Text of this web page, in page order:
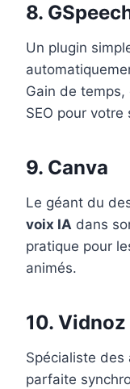
8.
Un plugin
Gain de temps,
SEO pour votre
9. Canva
Le géant du
voix IA dans
pratique pour
animés.
10. Vidnoz
Spécialiste des
parfaite